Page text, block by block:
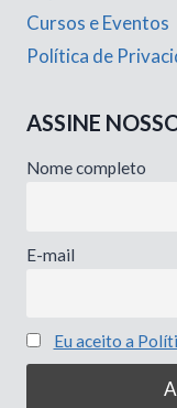
Cursos e Eventos
Política de
ASSINE
Nome completo
E-mail
Eu aceito a